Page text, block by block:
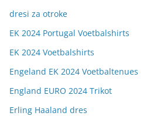
dresi za otroke
EK 2024 Portugal Voetbalshirts
EK 2024 Voetbalshirts
Engeland EK 2024 Voetbaltenues
England EURO 2024 Trikot
Erling Haaland dres